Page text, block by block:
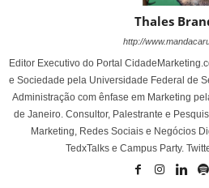
Thales
http://
Editor Executivo do Portal
e Sociedade pela Universidade Federal de
Administração com ênfase em Marketing
de Janeiro. Consultor, Palestrante e
Marketing, Redes Sociais e Negócios
TedxTalks e Campus Party.